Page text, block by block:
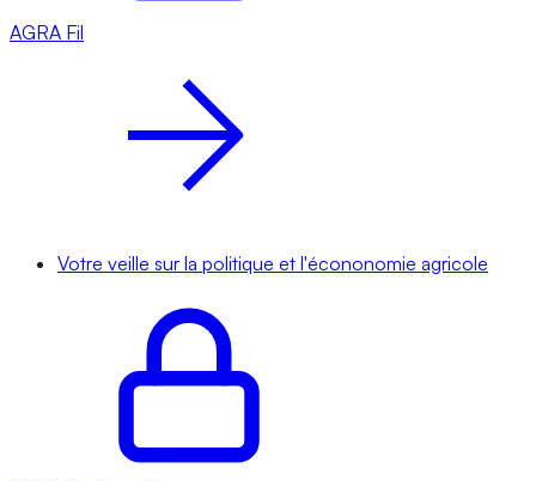
AGRA Fil
Votre veille sur la politique et l'écononomie agricole